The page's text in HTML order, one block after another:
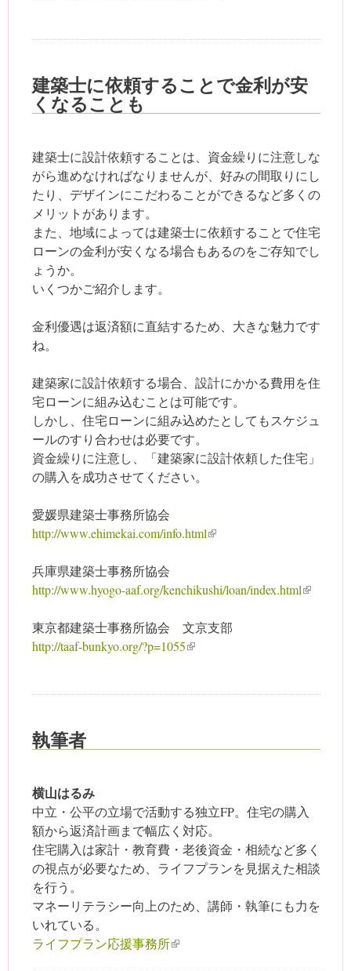
建築士に依頼することで金利が安
くなることも
建築士に設計依頼することは、資金繰りに注意しな
がら進めなければなりませんが、好みの間取りにし
たり、デザインにこだわることができるなど多くの
メリットがあります。
また、地域によっては建築士に依頼することで住宅
ローンの金利が安くなる場合もあるのをご存知でし
ょうか。
いくつかご紹介します。
金利優遇は返済額に直結するため、大きな魅力です
ね。
建築家に設計依頼する場合、設計にかかる費用を住
宅ローンに組み込むことは可能です。
しかし、住宅ローンに組み込めたとしてもスケジュ
ールのすり合わせは必要です。
資金繰りに注意し、「建築家に設計依頼した住宅」
の購入を成功させてください。
愛媛県建築士事務所協会
http://www.ehimekai.com/info.html(link is external)
兵庫県建築士事務所協会
http://www.hyogo-aaf.org/kenchikushi/loan/index.html(link is
東京都建築士事務所協会 文京支部
http://taaf-bunkyo.org/?p=1055(link is external)
執筆者
横山はるみ
中立・公平の立場で活動する独立FP。住宅の購入
額から返済計画まで幅広く対応。
住宅購入は家計・教育費・老後資金・相続など多く
の視点が必要なため、ライフプランを見据えた相談
を行う。
マネーリテラシー向上のため、講師・執筆にも力を
いれている。
ライフプラン応援事務所(link is external)